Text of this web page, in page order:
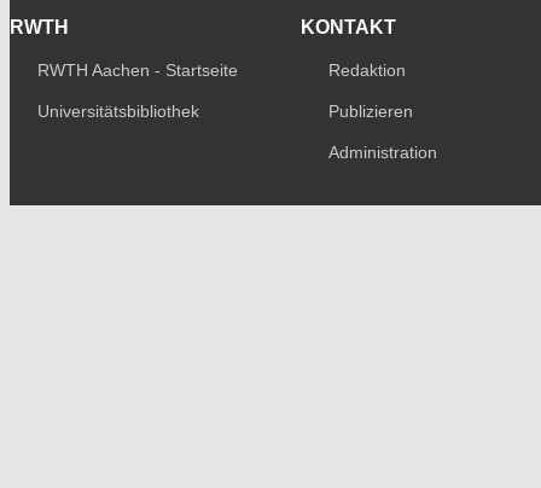
RWTH
RWTH Aachen - Startseite
Universitätsbibliothek
KONTAKT
Redaktion
Publizieren
Administration